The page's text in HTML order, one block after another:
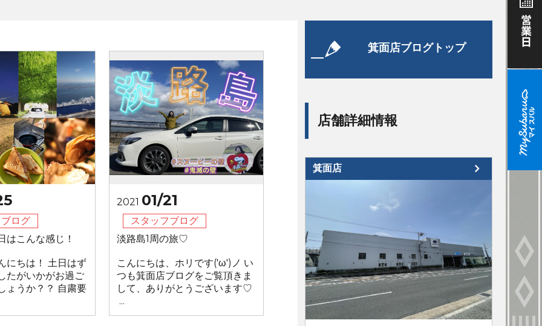
ログ
はこんな感じ！
にちは！ 土日はず
たがいかがお過ご
ょうか？？ 自粛要
2021 01/21
スタッフブログ
淡路島1周の旅♡
こんにちは、ホリです('ω')ノ い
つも箕面店ブログをご覧頂きま
して、ありがとうございます♡
...
箕面店ブログトップ
店舗詳細情報
箕面店